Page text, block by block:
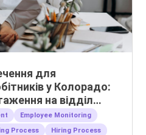
для
у Колорадо:
на відділ
віддаленими
Employee Monitoring
Process
Hiring Process